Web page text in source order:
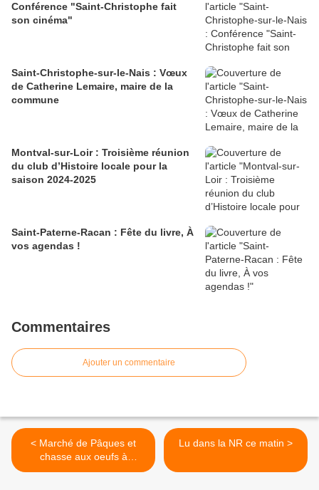
Conférence "Saint-Christophe fait
son cinéma"
Saint-Christophe-sur-le-Nais : Vœux
de Catherine Lemaire, maire de la
commune
Montval-sur-Loir : Troisième réunion
du club d’Histoire locale pour la
saison 2024-2025
Saint-Paterne-Racan : Fête du livre, À
vos agendas !
Commentaires
Ajouter un commentaire
< Marché de Pâques et
chasse aux oeufs à
Villebourg
Lu dans la NR ce matin >